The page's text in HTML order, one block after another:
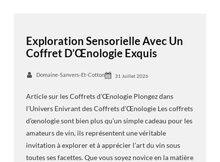
Exploration Sensorielle Avec Un
Coffret D’Œnologie Exquis
Domaine-Sanvers-Et-Cotton 31 Juillet 2026
Article sur les Coffrets d’Œnologie Plongez dans
l’Univers Enivrant des Coffrets d’Œnologie Les coffrets
d’œnologie sont bien plus qu’un simple cadeau pour les
amateurs de vin, ils représentent une véritable
invitation à explorer et à apprécier l’art du vin sous
toutes ses facettes. Que vous soyez novice en la matière